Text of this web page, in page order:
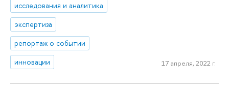
исследования и аналитика
экспертиза
репортаж о событии
инновации
17 апреля, 2022 г.